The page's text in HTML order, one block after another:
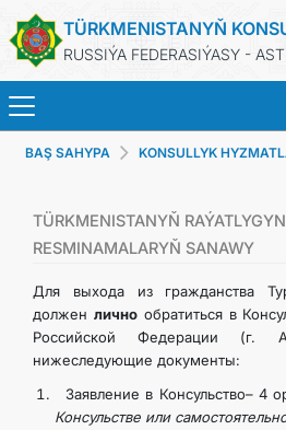
TÜRKMENISTANYŇ
RUSSIÝA FEDERASIÝASY -
BAŞ
HABARLAR
PASPORTLARYŇ
KONSULLYK
BAŞ SAHYPA KONSULLYK
TÜRKMENISTANYŇ
RESMINAMALARYŇ SANAWY
Для выхода из гражданства
должен личнообратиться в
Российской Федерации (г.
нижеследующие документы:
Заявление в Консульство– 4
Консульстве или